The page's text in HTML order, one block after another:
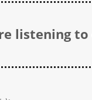
listening to